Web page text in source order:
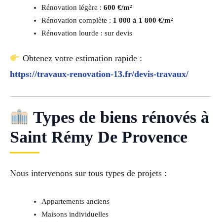
Rénovation légère : 600 €/m²
Rénovation complète : 1 000 à 1 800 €/m²
Rénovation lourde : sur devis
Obtenez votre estimation rapide :
https://travaux-renovation-13.fr/devis-travaux/
Types de biens rénovés à
Saint Rémy De Provence
Nous intervenons sur tous types de projets :
Appartements anciens
Maisons individuelles